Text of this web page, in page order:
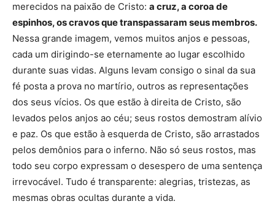
merecidos na paixão de Cristo: a cruz, a coroa de
espinhos, os cravos que transpassaram seus membros.
Nessa grande imagem, vemos muitos anjos e pessoas,
cada um dirigindo-se eternamente ao lugar escolhido
durante suas vidas. Alguns levam consigo o sinal da sua
fé posta a prova no martírio, outros as representações
dos seus vícios. Os que estão à direita de Cristo, são
levados pelos anjos ao céu; seus rostos demostram alívio
e paz. Os que estão à esquerda de Cristo, são arrastados
pelos demônios para o inferno. Não só seus rostos, mas
todo seu corpo expressam o desespero de uma sentença
irrevocável. Tudo é transparente: alegrias, tristezas, as
mesmas obras ocultas durante a vida.